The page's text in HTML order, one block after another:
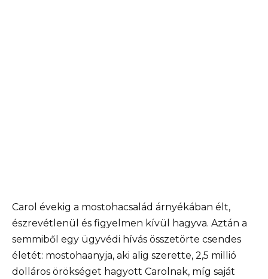
Carol évekig a mostohacsalád árnyékában élt,
észrevétlenül és figyelmen kívül hagyva. Aztán a
semmiből egy ügyvédi hívás összetörte csendes
életét: mostohaanyja, aki alig szerette, 2,5 millió
dolláros örökséget hagyott Carolnak, míg saját